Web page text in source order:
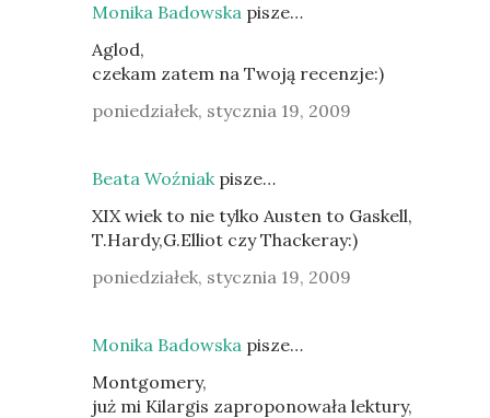
Monika Badowska pisze…
Aglod,
czekam zatem na Twoją recenzje:)
poniedziałek, stycznia 19, 2009
Beata Woźniakpisze…
XIX wiek to nie tylko Austen to Gaskell,
T.Hardy,G.Elliot czy Thackeray:)
poniedziałek, stycznia 19, 2009
Monika Badowska pisze…
Montgomery,
już mi Kilargis zaproponowała lektury,